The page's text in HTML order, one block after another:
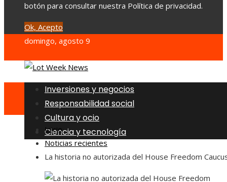
botón para consultar nuestra Política de privacidad.
Ok, Acepto
domingo, agosto 9
Inversiones y negocios
Responsabilidad social
Cultura y ocio
Ciencia y tecnología
Inicio
Noticias recientes
La historia no autorizada del House Freedom